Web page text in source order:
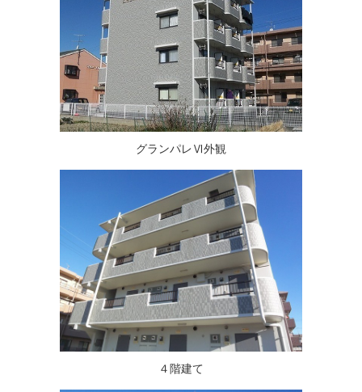
グランパレⅥ外観
４階建て